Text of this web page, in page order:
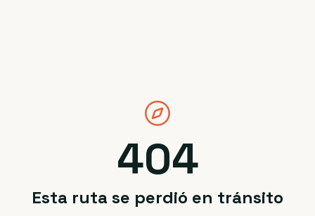
404
Esta ruta se perdió en tránsito